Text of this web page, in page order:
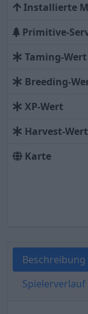
Installierte
Primitive-
Taming-Wert
Breeding-
XP-Wert
Harvest-Wert
Karte
Beschreibung
Spielerverlauf